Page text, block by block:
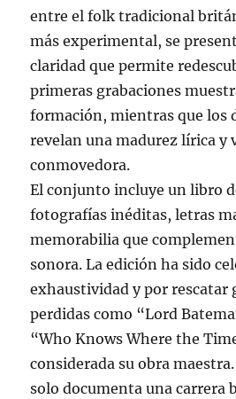
entre el folk tradicional
más experimental, se
claridad que permite
primeras grabaciones
formación, mientras que los
revelan una madurez lírica y
conmovedora.
El conjunto incluye un libro
fotografías inéditas, letras
memorabilia que
sonora. La edición ha sido
exhaustividad y por rescatar
perdidas como “Lord
“Who Knows Where the
considerada su obra
solo documenta una carrera